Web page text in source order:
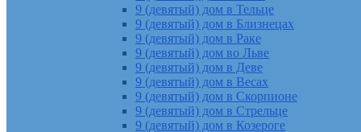
9 (девятый) дом в Тельце
9 (девятый) дом в Близнецах
9 (девятый) дом в Раке
9 (девятый) дом во Льве
9 (девятый) дом в Деве
9 (девятый) дом в Весах
9 (девятый) дом в Скорпионе
9 (девятый) дом в Стрельце
9 (девятый) дом в Козероге